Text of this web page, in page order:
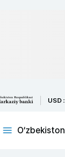
USD :
O‘zbekiston